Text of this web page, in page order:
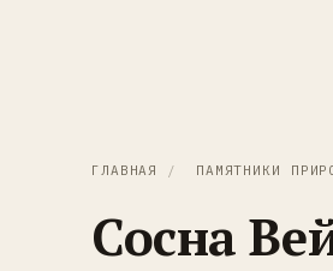
ГЛАВНАЯ / ПАМЯТНИКИ
Сосна